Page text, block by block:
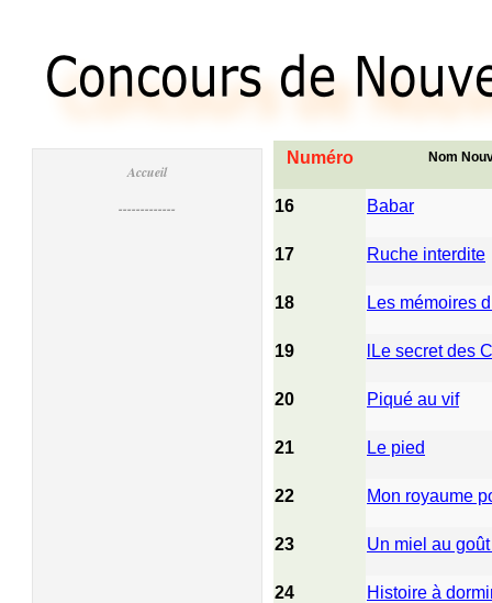
Accueil
-------------
Numéro Nom
16 Babar
17 Ruche interdite
18 Les mémoires
19 lLe secret des
20 Piqué au vif
21 Le pied
22 Mon royaume
23 Un miel au
24 Histoire à